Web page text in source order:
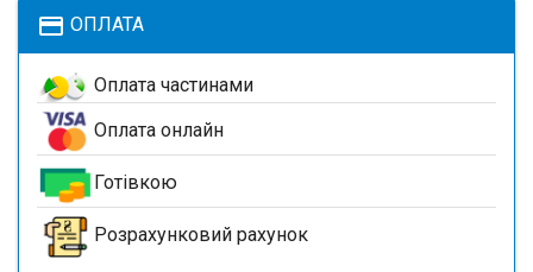
payment ОПЛАТА
Оплата частинами
Оплата онлайн
Готівкою
Розрахунковий рахунок